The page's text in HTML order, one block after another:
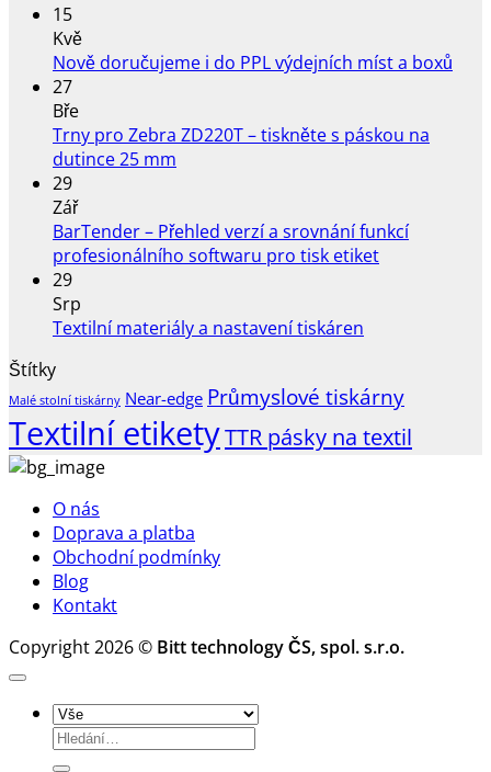
15
Kvě
Nově doručujeme i do PPL výdejních míst a boxů
27
Bře
Trny pro Zebra ZD220T – tiskněte s páskou na
dutince 25 mm
textu
s
pro
–
tiskněte
s
25
mm
29
Zář
BarTender – Přehled verzí a srovnání funkcí
profesionálního softwaru pro tisk etiketŽádné
BarTender
Přehled
tisk
29
Srp
Textilní materiály a nastavení tiskáren
textu
názvem
Štítky
Malé stolní tiskárny Near-edge Průmyslové tiskárny
Textilní etiketyTTR pásky na textil
O nás
Doprava a platba
Obchodní podmínky
Blog
Kontakt
Copyright 2026 © Bitt technology ČS, spol. s.r.o.
Hledat: